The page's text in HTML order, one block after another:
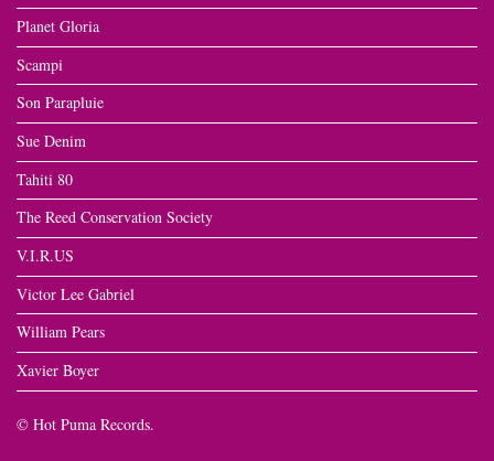
Planet Gloria
Scampi
Son Parapluie
Sue Denim
Tahiti 80
The Reed Conservation Society
V.I.R.US
Victor Lee Gabriel
William Pears
Xavier Boyer
© Hot Puma Records.